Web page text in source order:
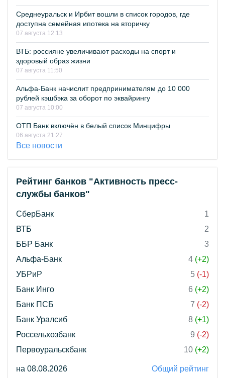
Среднеуральск и Ирбит вошли в список городов, где
доступна семейная ипотека на вторичку
07 августа 12:13
ВТБ: россияне увеличивают расходы на спорт и
здоровый образ жизни
07 августа 11:50
Альфа-Банк начислит предпринимателям до 10 000
рублей кэшбэка за оборот по эквайрингу
07 августа 10:00
ОТП Банк включён в белый список Минцифры
06 августа 21:27
Все новости
Рейтинг банков "Активность пресс-
службы банков"
СберБанк
1
ВТБ
2
ББР Банк
3
Альфа-Банк
4 (+2)
УБРиР
5 (-1)
Банк Инго
6 (+2)
Банк ПСБ
7 (-2)
Банк Уралсиб
8 (+1)
Россельхозбанк
9 (-2)
Первоуральскбанк
10 (+2)
на 08.08.2026 Общий рейтинг